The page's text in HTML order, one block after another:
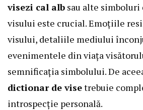
visezi cal alb sau alte
visului este crucial. Emoțiile
visului, detaliile mediului
evenimentele din viața
semnificația simbolului. De
dictionar de visetrebuie
introspecție personală.